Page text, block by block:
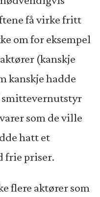
få virke fritt
om for eksempel
(kanskje
kanskje hadde
smittevernutstyr
som de ville
hatt et
frie priser.
flere aktører som